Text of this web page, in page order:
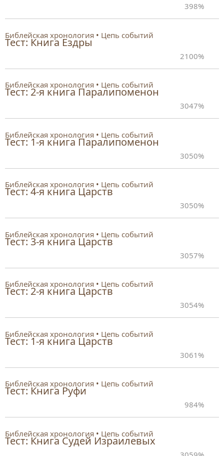
398%
Библейская хронология Цепь событий
Тест: Книга Ездры
2100%
Библейская хронология Цепь событий
Тест: 2-я книга Паралипоменон
3047%
Библейская хронология Цепь событий
Тест: 1-я книга Паралипоменон
3050%
Библейская хронология Цепь событий
Тест: 4-я книга Царств
3050%
Библейская хронология Цепь событий
Тест: 3-я книга Царств
3057%
Библейская хронология Цепь событий
Тест: 2-я книга Царств
3054%
Библейская хронология Цепь событий
Тест: 1-я книга Царств
3061%
Библейская хронология Цепь событий
Тест: Книга Руфи
984%
Библейская хронология Цепь событий
Тест: Книга Судей Израилевых